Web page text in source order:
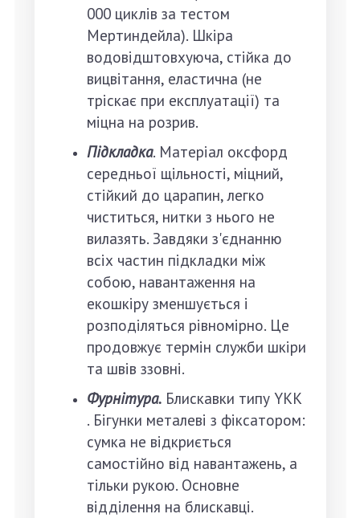
000 циклів за тестом
Мертиндейла). Шкіра
водовідштовхуюча, стійка до
вицвітання, еластична (не
тріскає при експлуатації) та
міцна на розрив.
Підкладка. Матеріал оксфорд
середньої щільності, міцний,
стійкий до царапин, легко
чиститься, нитки з нього не
вилазять. Завдяки з'єднанню
всіх частин підкладки між
собою, навантаження на
екошкіру зменшується і
розподіляться рівномірно. Це
продовжує термін служби шкіри
та швів ззовні.
Фурнітура. Блискавки типу YKK
. Бігунки металеві з фіксатором:
сумка не відкриється
самостійно від навантажень, а
тільки рукою. Основне
відділення на блискавці.